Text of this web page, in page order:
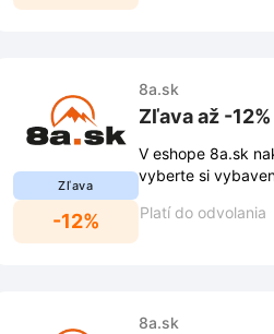
Zľava
-12%
8a.sk
Zľava až -
V eshope 8a.sk
vyberte si
Platí do odvolania
8a.sk